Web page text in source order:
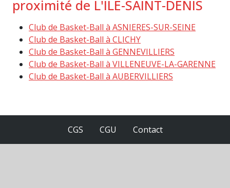
proximité de L'ILE-SAINT-DENIS
Club de Basket-Ball à ASNIERES-SUR-SEINE
Club de Basket-Ball à CLICHY
Club de Basket-Ball à GENNEVILLIERS
Club de Basket-Ball à VILLENEUVE-LA-GARENNE
Club de Basket-Ball à AUBERVILLIERS
CGS CGU Contact